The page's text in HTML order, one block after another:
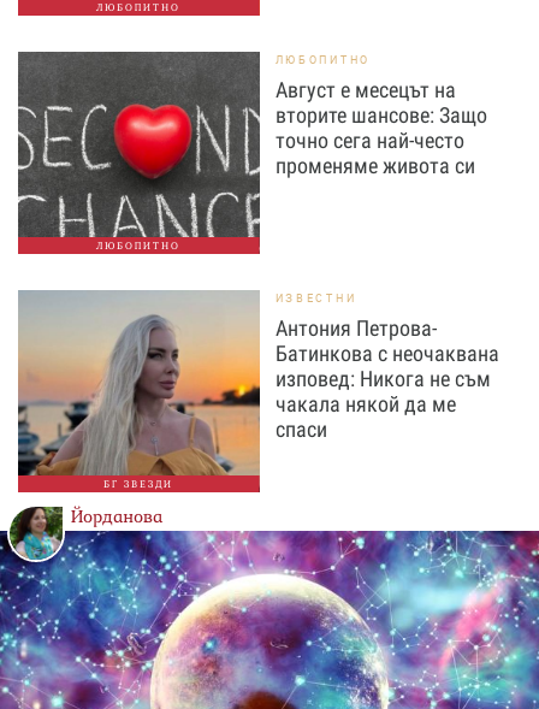
ЛЮБОПИТНО
ЛЮБОПИТНО
ЛЮБОПИТНО
Август е месецът на
вторите шансове: Защо
точно сега най-често
променяме живота си
БГ ЗВЕЗДИ
ИЗВЕСТНИ
Антония Петрова-
Батинкова с неочаквана
изповед: Никога не съм
чакала някой да ме
спаси
Йорданова